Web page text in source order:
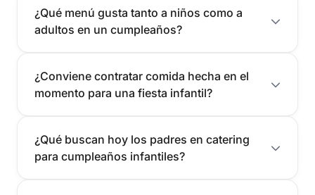
¿Qué menú gusta tanto a niños como a
adultos en un cumpleaños?
¿Conviene contratar comida hecha en el
momento para una fiesta infantil?
¿Qué buscan hoy los padres en catering
para cumpleaños infantiles?